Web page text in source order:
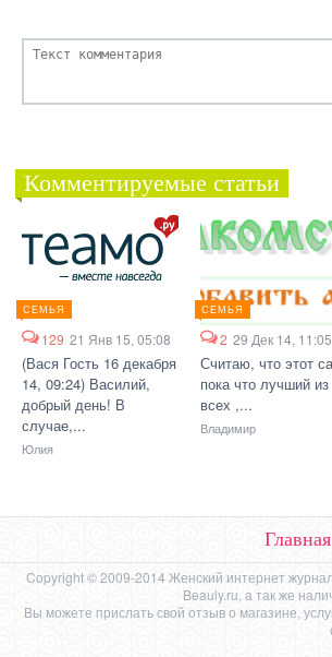
Комментируемые статьи
СЕМЬЯ
129 21 Янв 15, 05:08
(Вася Гость 16 декабря
14, 09:24) Василий,
добрый день! В
случае,...
Юлия
СЕМЬЯ
2 29 Дек 14, 11:05
Считаю, что этот
пока что лучший из
всех ,...
Владимир
Главная
Copyright © 2009-2014 Женский интернет
Beauly.ru, а так же
Вы можете прислать свой отзыв о магазине,